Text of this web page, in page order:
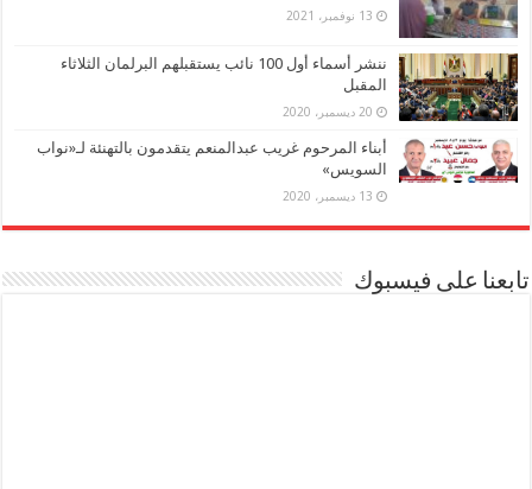
13 نوفمبر، 2021
ننشر أسماء أول 100 نائب يستقبلهم البرلمان الثلاثاء
المقبل
20 ديسمبر، 2020
أبناء المرحوم غريب عبدالمنعم يتقدمون بالتهنئة لـ«نواب
السويس»
13 ديسمبر، 2020
تابعنا على فيسبوك